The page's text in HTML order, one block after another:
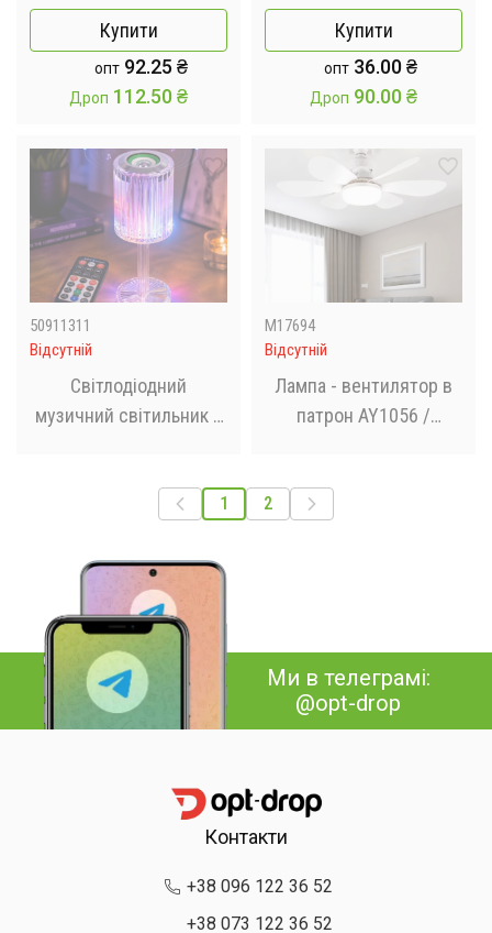
Rose. Проекційний
світильник-торшер
нічник rose diamond
table lamp кристал
Купити
опт 92.25₴
Дроп 112.50₴
від USB
Купити
опт 36.00₴
Дроп 90.00₴
50911311
Відсутній
Світлодіодний
музичний світильник з
кришталевий нічник з
лампа з пультом
M17694
Відсутній
Лампа - вентилятор в
патрон AY1056 /
1 2
Ми в телеграмі:
@opt-drop
Контакти
+38 096 122 36 52
+38 073 122 36 52